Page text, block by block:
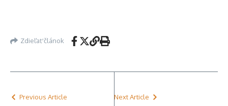
Zdieľať článok
Previous Article Next Article